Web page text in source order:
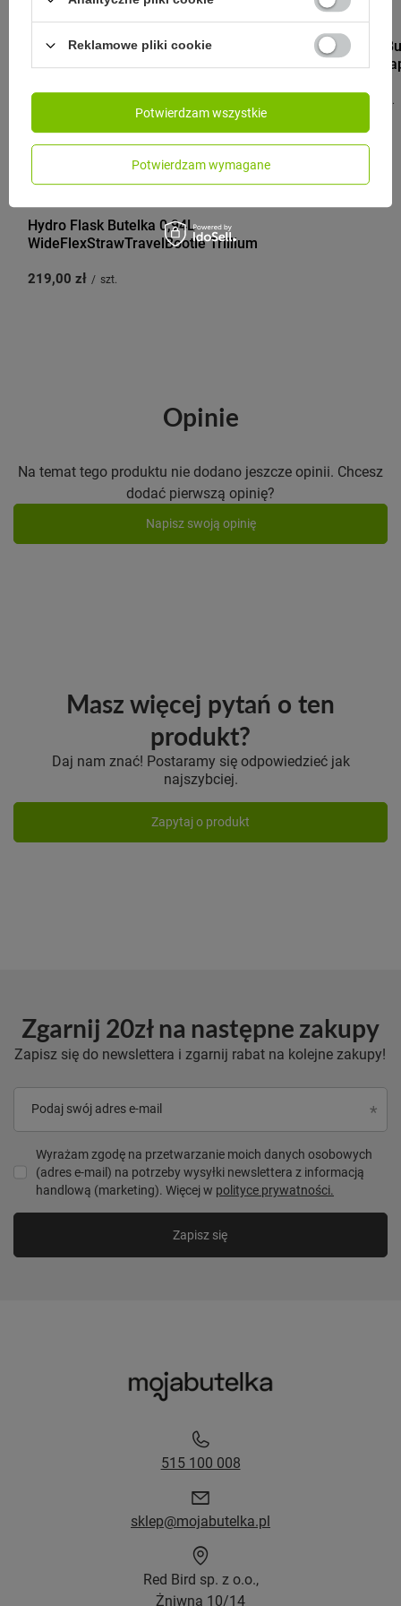
Hydro Flask Butelka 0,94L
WideFlexStrawTravelBootle Trillium
219,00 zł / szt.
HYDRO FLASK
Hydro Flask
Mouth Flex
199,00 zł /
Opinie
Na temat tego produktu nie dodano jeszcze opinii. Chcesz
dodać pierwszą opinię?
Napisz swoją opinię
Masz więcej pytań o ten
produkt?
Daj nam znać! Postaramy się odpowiedzieć jak
najszybciej.
Zapytaj o produkt
Zgarnij 20zł na następne zakupy
Zapisz się do newslettera i zgarnij rabat na kolejne zakupy!
Podaj swój adres e-mail
Wyrażam zgodę na przetwarzanie moich danych osobowych
(adres e-mail) na potrzeby wysyłki newslettera z informacją
handlową (marketing). Więcej w polityce prywatności.
Zapisz się
515 100 008
sklep@mojabutelka.pl
Red Bird sp. z o.o.,
Żniwna 10/14
Reklamowe pliki cookie
Potwierdzam wymagane
Potwierdzam wszystkie